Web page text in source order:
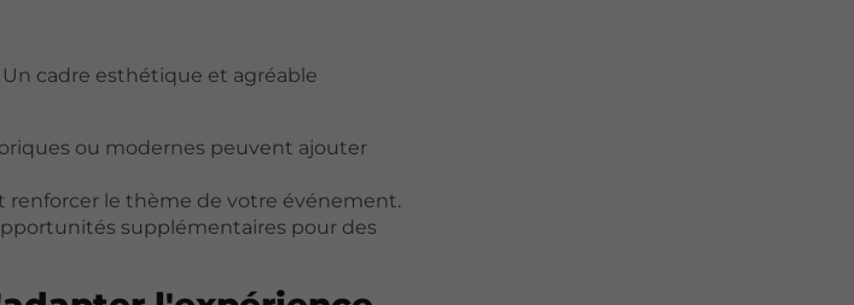
cadre esthétique et agréable
ou modernes peuvent ajouter
renforcer le thème de votre événement.
supplémentaires pour des